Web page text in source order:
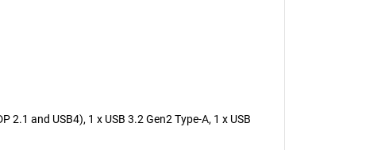
2.1 and USB4), 1 x USB 3.2 Gen2 Type-A, 1 x USB